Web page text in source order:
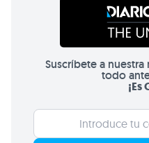
Suscríbete a
todo
¡Es